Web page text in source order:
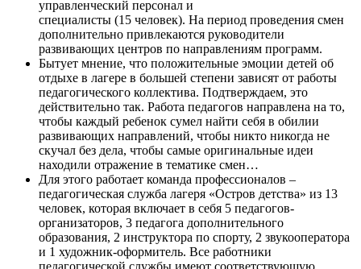
управленческий персонал и
специалисты (15 человек). На период проведения смен
дополнительно привлекаются руководители
развивающих центров по направлениям программ.
Бытует мнение, что положительные эмоции детей об
отдыхе в лагере в большей степени зависят от работы
педагогического коллектива. Подтверждаем, это
действительно так. Работа педагогов направлена на то,
чтобы каждый ребенок сумел найти себя в обилии
развивающих направлений, чтобы никто никогда не
скучал без дела, чтобы самые оригинальные идеи
находили отражение в тематике смен…
Для этого работает команда профессионалов –
педагогическая служба лагеря «Остров детства» из 13
человек, которая включает в себя 5 педагогов-
организаторов, 3 педагога дополнительного
образования, 2 инструктора по спорту, 2 звукооператора
и 1 художник-оформитель. Все работники